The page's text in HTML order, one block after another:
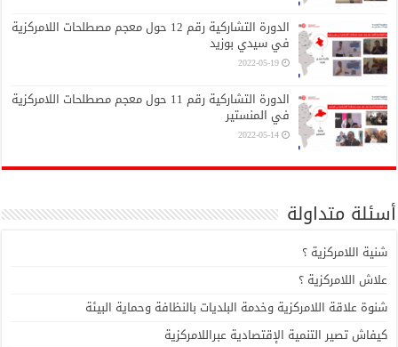
الدورة التشاركية رقم 12 حول معجم مصطلحات اللامركزية
في سيدي بوزيد
2022-05-19
الدورة التشاركية رقم 11 حول معجم مصطلحات اللامركزية
في المنستير
2022-05-14
أسئلة متداولة
شنية اللامركزية ؟
علاش اللامركزية ؟
شنوة علاقة اللامركزية وخدمة البلديات بالنظافة وحماية البيئة
كيفاش تصير التنمية الإقتصادية عبراللامركزية